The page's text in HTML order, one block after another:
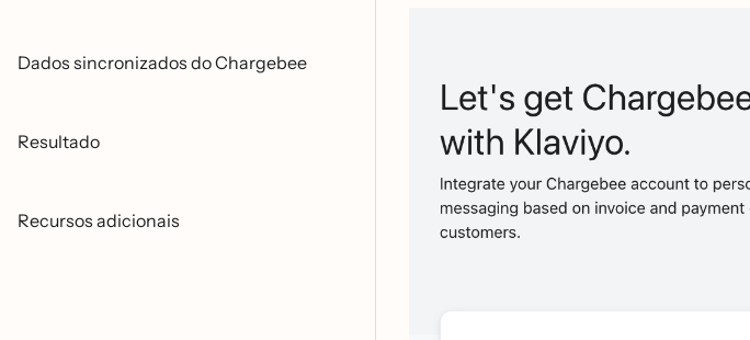
Dados sincronizados do Chargebee
Resultado
Recursos adicionais